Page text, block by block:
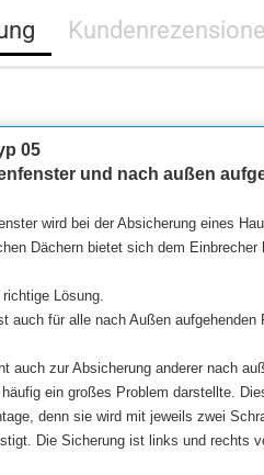
05
und nach außen
wird bei der Absicherung eines
Dächern bietet sich dem Einbrecher
Lösung.
auch für alle nach Außen aufgehenden
auch zur Absicherung anderer nach
ein großes Problem darstellte.
denn sie wird mit jeweils zwei
Die Sicherung ist links und rechts